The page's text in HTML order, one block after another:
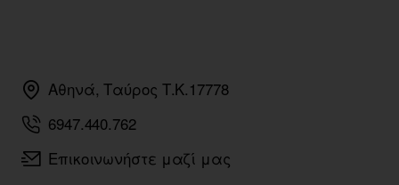
Αθηνά, Ταύρος Τ.Κ.17778
6947.440.762
Επικοινωνήστε μαζί μας